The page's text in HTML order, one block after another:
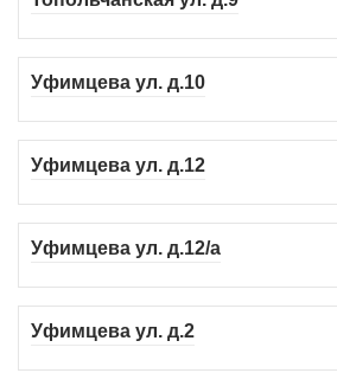
Уфимцева ул. д.10
Уфимцева ул. д.12
Уфимцева ул. д.12/а
Уфимцева ул. д.2